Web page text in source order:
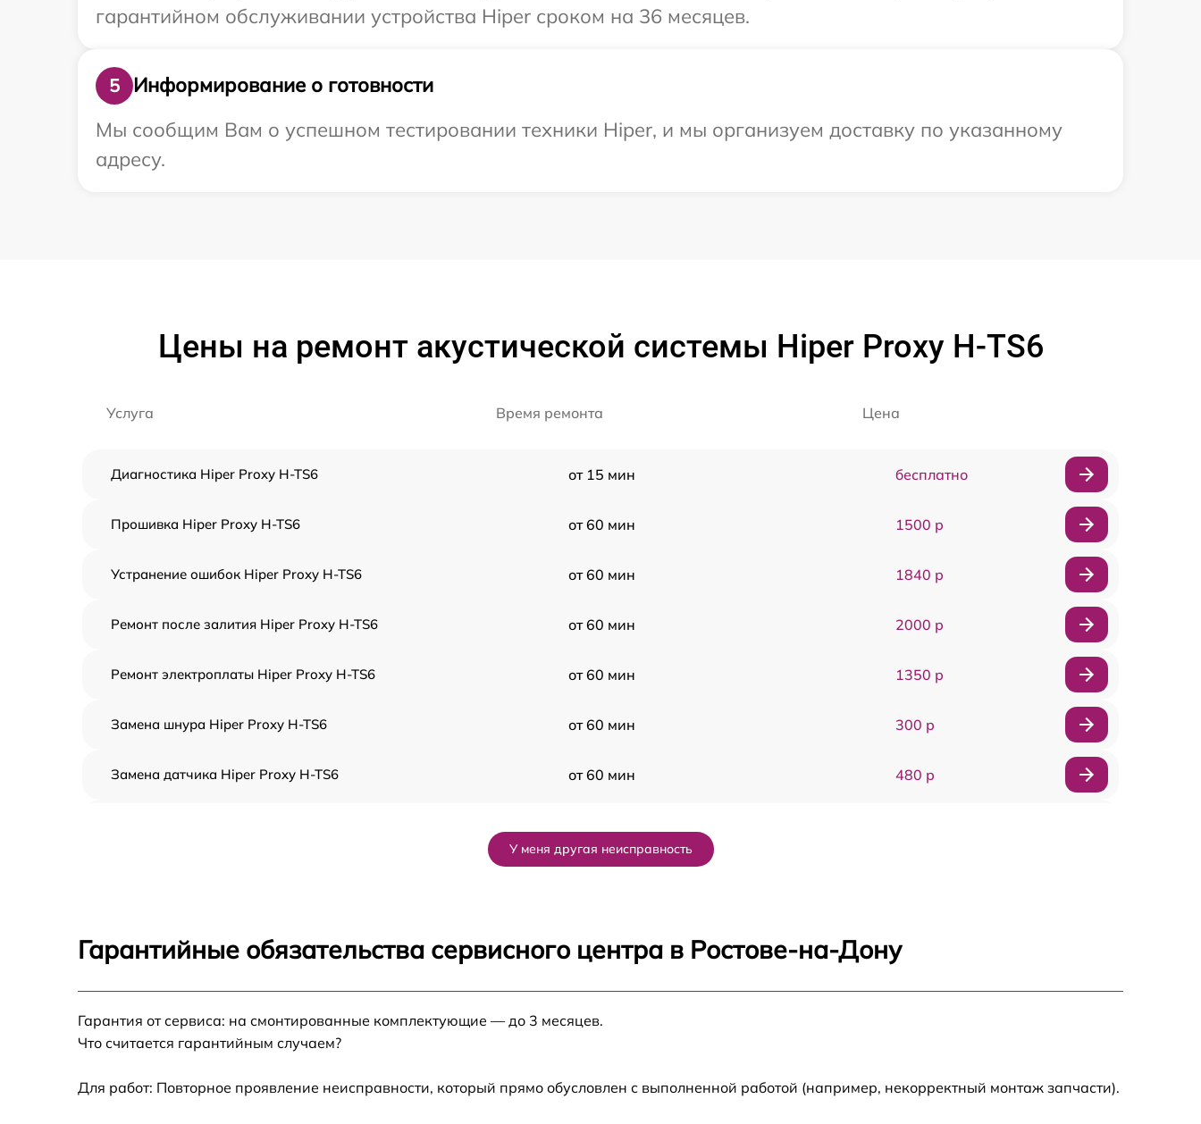
гарантийном обслуживании устройства Hiper сроком на 36 месяцев.
5
Информирование о готовности
Мы сообщим Вам о успешном тестировании техники Hiper, и мы организуем доставку по указанному
адресу.
Цены на ремонт акустической системы Hiper Proxy H-TS6
Услуга Время ремонта Цена
Диагностика Hiper Proxy H-TS6 от 15 мин бесплатно
Прошивка Hiper Proxy H-TS6 от 60 мин 1500 р
Устранение ошибок Hiper Proxy H-TS6 от 60 мин 1840 р
Ремонт после залития Hiper Proxy H-TS6 от 60 мин 2000 р
Ремонт электроплаты Hiper Proxy H-TS6 от 60 мин 1350 р
Замена шнура Hiper Proxy H-TS6 от 60 мин 300 р
Замена датчика Hiper Proxy H-TS6 от 60 мин 480 р
Замена дисплея (экрана) Hiper Proxy H-TS6 от 60 мин
У меня другая неисправность
Гарантийные обязательства сервисного центра в Ростове-на-Дону
Гарантия от сервиса: на смонтированные комплектующие — до 3 месяцев.
Что считается гарантийным случаем?
Для работ: Повторное проявление неисправности, который прямо обусловлен с выполненной работой (например, некорректный монтаж запчасти).